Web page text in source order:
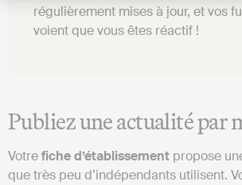
régulièrement mises à jour, et vos
voient que vous êtes réactif !
Publiez une actualité par
Votrefiche d’établissement propose
que très peu d’indépendants utilisent.